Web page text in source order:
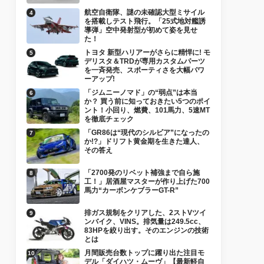
航空自衛隊、謎の未確認大型ミサイル
を搭載しテスト飛行。「25式地対艦誘
導弾」空中発射型が初めて姿を見せ
た！
トヨタ 新型ハリアーがさらに精悍に! モ
デリスタ＆TRDが専用カスタムパーツ
を一斉発売、スポーティさを大幅パワ
ーアップ!
「ジムニーノマド」の“弱点”は本当
か？ 買う前に知っておきたい5つのポイ
ント！小回り、燃費、101馬力、5速MT
を徹底チェック
「GR86は“現代のシルビア”になったの
か!?」ドリフト黄金期を生きた達人、
その答え
「2700発のリベット補強まで自ら施
工！」居酒屋マスターが作り上げた700
馬力“カーボンケブラーGT-R”
排ガス規制をクリアした、2ストVツイ
ンバイク、VINS。排気量は249.5cc、
83HPを絞り出す。そのエンジンの技術
とは
月間販売台数トップに躍り出た注目モ
デル「ダイハツ・ムーヴ」【最新軽自